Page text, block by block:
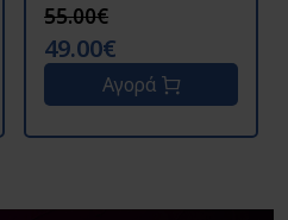
PWM CAN - AUTOOL
OBD 2 Scanner
MMT580
55.00€
49.00€
Αγορά